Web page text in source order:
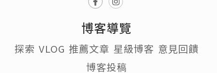
博客導覽
探索 VLOG 推薦文章 星級博客 意見回饋
博客投稿